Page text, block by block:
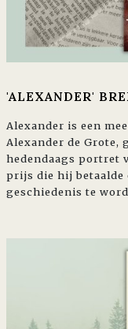
'ALEXANDER'
Alexander is een
Alexander de Grote,
hedendaags portret
prijs die hij betaalde
geschiedenis te